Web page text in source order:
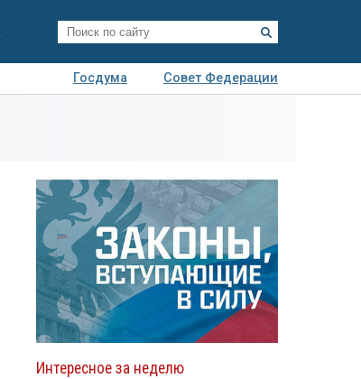
Госдума
Совет Федерации
Интересное за неделю